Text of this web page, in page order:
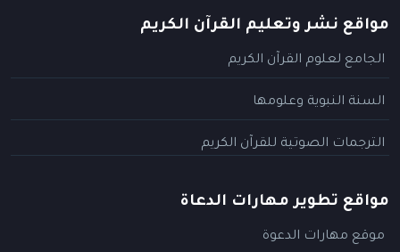
مواقع نشر وتعليم القرآن الكريم
الجامع لعلوم القرآن الكريم
السنة النبوية وعلومها
الترجمات الصوتية للقرآن الكريم
مواقع تطوير مهارات الدعاة
موقع مهارات الدعوة